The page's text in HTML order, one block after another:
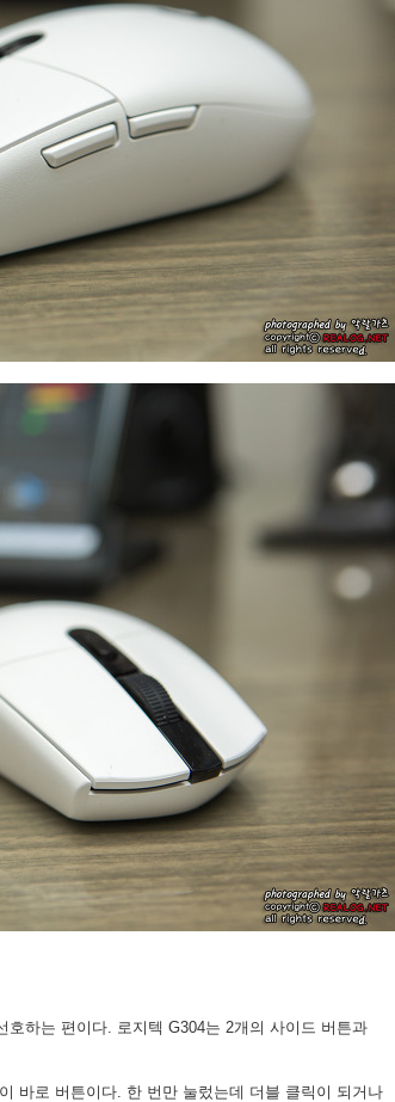
하는 편이다. 로지텍 G304는 2개의 사이드 버튼과
바로 버튼이다. 한 번만 눌렀는데 더블 클릭이 되거나